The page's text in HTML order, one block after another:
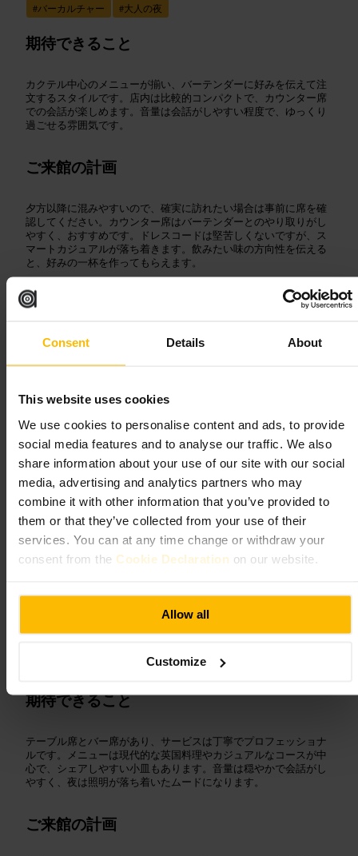
Consent Details About
This website uses cookies
We use cookies to personalise content and ads, to provide
social media features and to analyse our traffic. We also
share information about your use of our site with our social
media, advertising and analytics partners who may
combine it with other information that you’ve provided to
them or that they’ve collected from your use of their
services. You can at any time change or withdraw your
consent from the Cookie Declaration on our website.
Allow all
Customize
#バーカルチャー #大人の夜
期待できること
カクテル中心のメニューが揃い、バーテンダーに好みを伝えて注
文するスタイルです。店内は比較的コンパクトで、カウンター席
での会話が楽しめます。音量は会話がしやすい程度で、ゆっくり
過ごせる雰囲気です。
ご来館の計画
夕方以降に混みやすいので、確実に訪れたい場合は事前に席を確
認してください。カウンター席はバーテンダーとのやり取りがし
やすく、おすすめです。ドレスコードは堅苦しくないですが、ス
マートカジュアルが落ち着きます。飲みたい味の方向性を伝える
と、好みの一杯を作ってもらえます。
15 ケンジントン ハイ ストリート, ロンドン W8 5NP, イギリス
ザ・ホーランド、ケンジントン
4.6
“落ち着いた大人の食事処、ザ・ホランド・
ケンジントン”
期待できること
テーブル席とバー席があり、サービスは丁寧でプロフェッショナ
ルです。メニューは現代的な英国料理やカジュアルなコースが中
心で、シェアしやすい小皿もあります。音量は穏やかで会話がし
やすく、夜は照明が落ち着いたムードになります。
ご来館の計画